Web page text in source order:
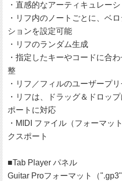
・直感的なアーティキュレー
・リフ内のノートごとに、ベ
ションを設定可能
・リフのランダム生成
・指定したキーやコードに合
整
・リフ／フィルのユーザープリ
・リフは、ドラッグ＆ドロッ
ポートに対応
・MIDI ファイル（フォーマッ
クスポート
■Tab Player パネル
Guitar Proフォーマット（